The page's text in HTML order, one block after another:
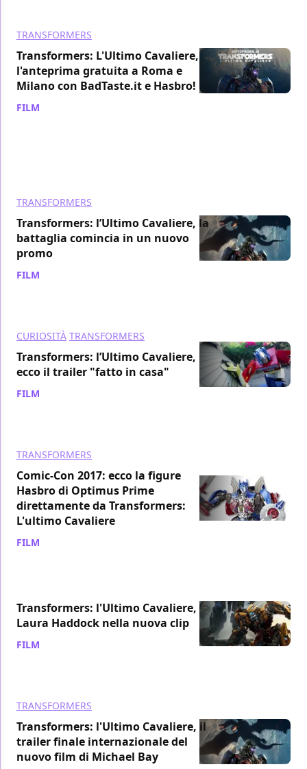
TRANSFORMERS
Transformers: L'Ultimo Cavaliere,
l'anteprima gratuita a Roma e
Milano con BadTaste.it e Hasbro!
FILM
TRANSFORMERS
Transformers: l’Ultimo Cavaliere, la
battaglia comincia in un nuovo
promo
FILM
CURIOSITÀ TRANSFORMERS
Transformers: l’Ultimo Cavaliere,
ecco il trailer "fatto in casa"
FILM
TRANSFORMERS
Comic-Con 2017: ecco la figure
Hasbro di Optimus Prime
direttamente da Transformers:
L'ultimo Cavaliere
FILM
Transformers: l'Ultimo Cavaliere,
Laura Haddock nella nuova clip
FILM
TRANSFORMERS
Transformers: l'Ultimo Cavaliere, il
trailer finale internazionale del
nuovo film di Michael Bay